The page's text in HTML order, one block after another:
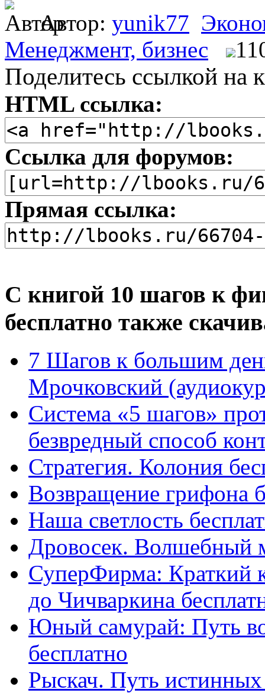
Автор: yunik77
Менеджмент, бизнес
Поделитесь ссылкой на
HTML ссылка:
Ссылка для форумов:
Прямая ссылка:
С книгой 10 шагов к
бесплатно также
7 Шагов к большим
Мрочковский
Система «5 шагов»
безвредный способ
Стратегия. Колония
Возвращение грифона
Наша светлость
Дровосек. Волшебный
СуперФирма: Краткий
до Чичваркина
Юный самурай: Путь
бесплатно
Рыскач. Путь истинных